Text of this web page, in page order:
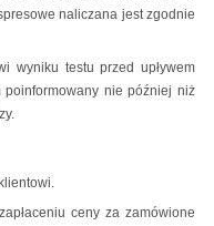
naliczana jest zgodnie
wyniku testu przed upływem
nie później niż
ceny za zamówione